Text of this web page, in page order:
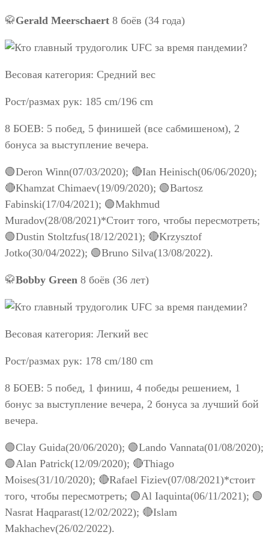
🥋Gerald Meerschaert 8 боёв (34 года)
Весовая категория: Средний вес
Рост/размах рук: 185 cm/196 cm
8 БОЕВ: 5 побед, 5 финишей (все сабмишеном), 2
бонуса за выступление вечера.
🟢Deron Winn(07/03/2020); 🔴Ian Heinisch(06/06/2020);
🔴Khamzat Chimaev(19/09/2020); 🟢Bartosz
Fabinski(17/04/2021); 🟢Makhmud
Muradov(28/08/2021)*Стоит того, чтобы пересмотреть;
🟢Dustin Stoltzfus(18/12/2021); 🔴Krzysztof
Jotko(30/04/2022); 🟢Bruno Silva(13/08/2022).
🥋Bobby Green 8 боёв (36 лет)
Весовая категория: Легкий вес
Рост/размах рук: 178 cm/180 cm
8 БОЕВ: 5 побед, 1 финиш, 4 победы решением, 1
бонус за выступление вечера, 2 бонуса за лучший бой
вечера.
🟢Clay Guida(20/06/2020); 🟢Lando Vannata(01/08/2020);
🟢Alan Patrick(12/09/2020); 🔴Thiago
Moises(31/10/2020); 🔴Rafael Fiziev(07/08/2021)*стоит
того, чтобы пересмотреть; 🟢Al Iaquinta(06/11/2021); 🟢
Nasrat Haqparast(12/02/2022); 🔴Islam
Makhachev(26/02/2022).